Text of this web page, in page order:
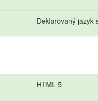
Deklarovaný jazyk
HTML 5